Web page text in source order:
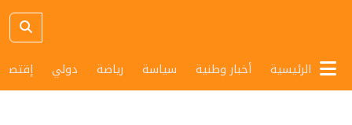
الرئيسية أخبار وطنية سياسة رياضة دولي